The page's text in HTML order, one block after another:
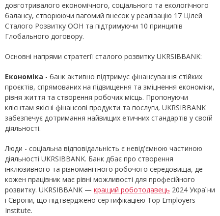
довготривалого економічного, соціального та екологічного
балансу, створюючи вагомий внесок у реалізацію 17 Цілей
Сталого Розвитку ООН та підтримуючи 10 принципів
Глобального договору.
Основні напрями стратегії сталого розвитку UKRSIBBANK:
Економіка - банк активно підтримує фінансування стійких
проєктів, спрямованих на підвищення та зміцнення економіки,
рівня життя та створення робочих місць. Пропонуючи
клієнтам якісні фінансові продукти та послуги, UKRSIBBANK
забезпечує дотримання найвищих етичних стандартів у своїй
діяльності.
Люди - соціальна відповідальність є невід'ємною частиною
діяльності UKRSIBBANK. Банк дбає про створення
інклюзивного та різноманітного робочого середовища, де
кожен працівник має рівні можливості для професійного
розвитку. UKRSIBBANK — кращий роботодавець 2024 України
і Європи, що підтверджено сертифікацією Top Employers
Institute.